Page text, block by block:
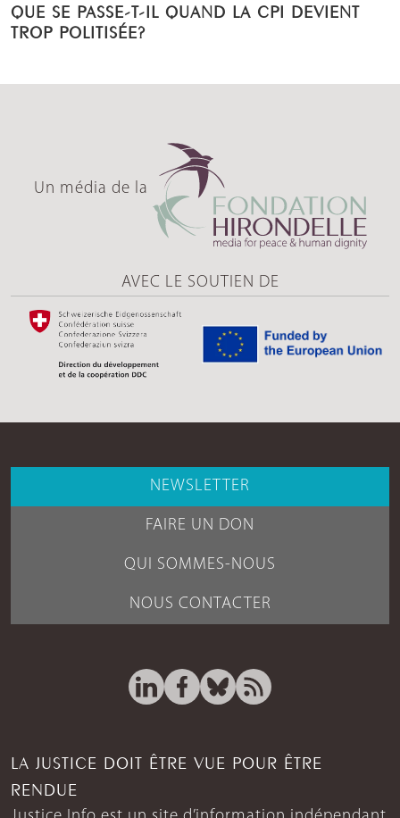
QUE SE PASSE-T-IL QUAND LA CPI DEVIENT
TROP POLITISÉE?
Un média de la
AVEC LE SOUTIEN DE
NEWSLETTER
FAIRE UN DON
QUI SOMMES-NOUS
NOUS CONTACTER
LA JUSTICE DOIT ÊTRE VUE POUR ÊTRE
RENDUE